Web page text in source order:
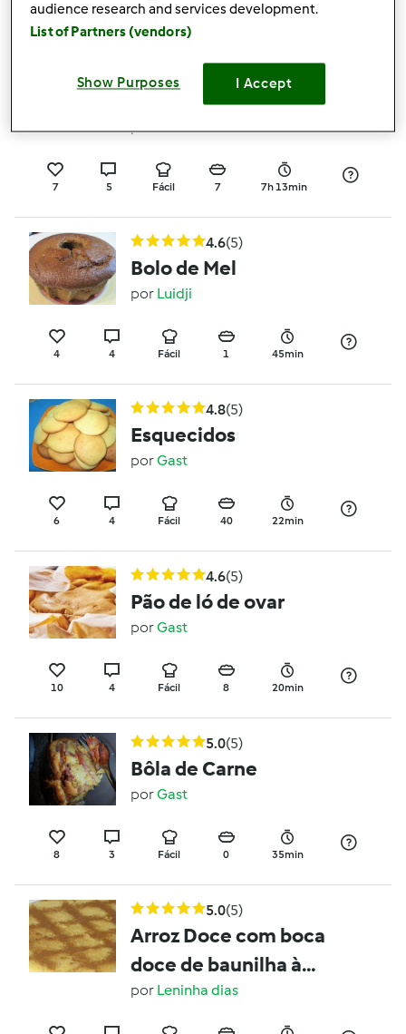
Iogurte com polpa de
porGast
7 5 Fácil 7 7h 13min
4.6(5)
Bolo de Mel
por Luidji
4 4 Fácil 1 45min
4.8(5)
Esquecidos
porGast
6 4 Fácil 40 22min
4.6(5)
Pão de ló de ovar
porGast
10 4 Fácil 8 20min
5.0(5)
Bôla de Carne
porGast
8 3 Fácil 0 35min
5.0(5)
Arroz Doce com boca
doce de baunilha à
moda da mãe
por Leninha dias
audience research and services development.
List of Partners (vendors)
Show Purposes I Accept